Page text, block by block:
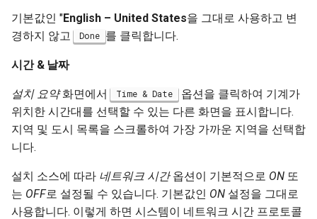
기본값인 "English – United States을 그대로 사용하고 변
경하지 않고 Done 를 클릭합니다.
시간 & 날짜
설치 요약화면에서 Time & Date 옵션을 클릭하여 기계가
위치한 시간대를 선택할 수 있는 다른 화면을 표시합니다.
지역 및 도시 목록을 스크롤하여 가장 가까운 지역을 선택합
니다.
설치 소스에 따라 네트워크 시간옵션이 기본적으로 ON 또
는 OFF로 설정될 수 있습니다. 기본값인 ON 설정을 그대로
사용합니다. 이렇게 하면 시스템이 네트워크 시간 프로토콜